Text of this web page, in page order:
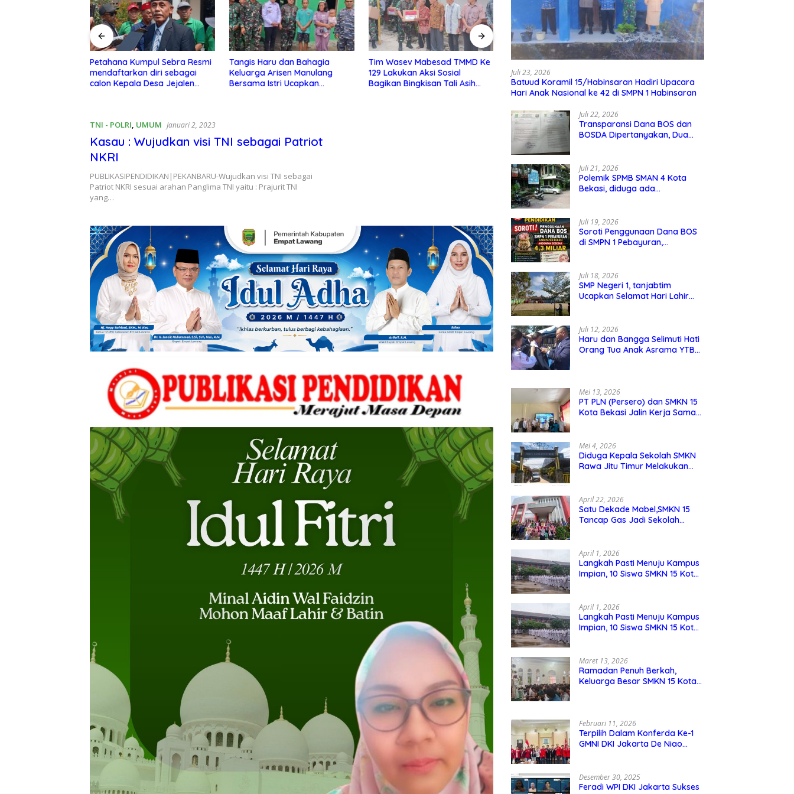
Tangis Haru dan Bahagia
Keluarga Arisen Manulang
Bersama Istri Ucapkan
Tim Wasev Mabesad TMMD Ke
129 Lakukan Aksi Sosial
Bagikan Bingkisan Tali Asih
Tim Wasev Mabesad Tinjau
Lokasi TMMD ke 129 Kodim
0210/TU di Desa Sijarango
*Hari Kedua Puluh TMMD Ke
129, Satgas Percepat Progres
Pembukaan Jalan Desa
Sijarango Menuju Pusuk 2
Potret Canda Tawa Satgas
dengan Warga Saat Lepas
Lelah di Waktu stirahat
TNI - POLRI UMUM Januari 2, 2023
Kasau : Wujudkan visi TNI sebagai Patriot
NKRI
PUBLIKASIPENDIDIKAN|PEKANBARU-Wujudkan visi TNI sebagai
Patriot NKRI sesuai arahan Panglima TNI yaitu : Prajurit TNI
yang…
Juli 23, 2026
Batuud Koramil 15/Habinsaran Hadiri Upacara
Hari Anak Nasional ke 42 di SMPN 1 Habinsaran
Juli 22, 2026
Transparansi Dana BOS dan
BOSDA Dipertanyakan, Dua
Informasi ke PPID Dinas
Pendidikan
Juli 21, 2026
Polemik SPMB SMAN 4 Kota
Bekasi, diduga ada
masyarakat
Juli 19, 2026
Soroti Penggunaan Dana BOS
di SMPN 1 Pebayuran,
Juli 18, 2026
SMP Negeri 1, tanjabtim
Ucapkan Selamat Hari Lahir
Juli 12, 2026
Haru dan Bangga Selimuti Hati
Orang Tua Anak Asrama YTBS
Mei 13, 2026
PT PLN (Persero) dan SMKN 15
Kota Bekasi Jalin Kerja Sama
Mei 4, 2026
Diduga Kepala Sekolah SMKN
Rawa Jitu Timur Melakukan
April 22, 2026
Satu Dekade Mabel,SMKN 15
Tancap Gas Jadi Sekolah
April 1, 2026
Langkah Pasti Menuju Kampus
Impian, 10 Siswa SMKN 15 Kota
April 1, 2026
Langkah Pasti Menuju Kampus
Impian, 10 Siswa SMKN 15 Kota
Maret 13, 2026
Ramadan Penuh Berkah,
Keluarga Besar SMKN 15 Kota
Februari 11, 2026
Terpilih Dalam Konferda Ke-1
GMNI DKI Jakarta De Niao
Desember 30, 2025
Feradi WPI DKI Jakarta Sukses